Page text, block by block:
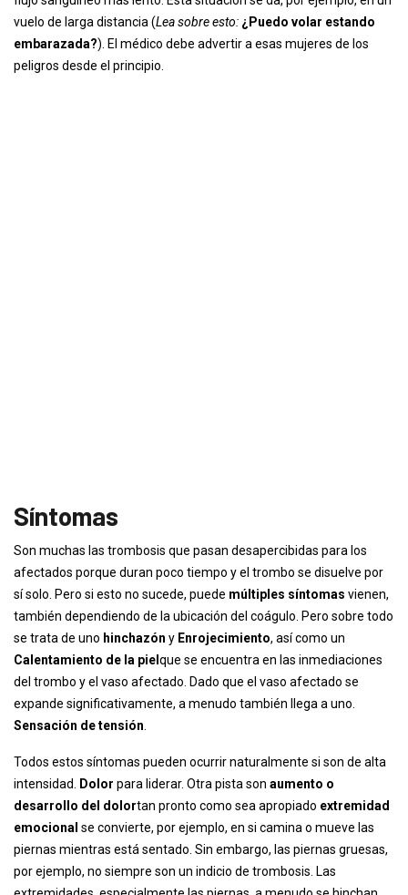
vuelo de larga distancia (Lea sobre esto: ¿Puedo volar estando
embarazada?). El médico debe advertir a esas mujeres de los
peligros desde el principio.
Síntomas
Son muchas las trombosis que pasan desapercibidas para los
afectados porque duran poco tiempo y el trombo se disuelve por
sí solo. Pero si esto no sucede, puede múltiples síntomas vienen,
también dependiendo de la ubicación del coágulo. Pero sobre todo
se trata de uno hinchazón y Enrojecimiento, así como un
Calentamiento de la piel que se encuentra en las inmediaciones
del trombo y el vaso afectado. Dado que el vaso afectado se
expande significativamente, a menudo también llega a uno.
Sensación de tensión
Todos estos síntomas pueden ocurrir naturalmente si son de alta
intensidad.
Dolor para liderar. Otra pista son aumento o
desarrollo del dolortan pronto como sea apropiado extremidad
emocional se convierte, por ejemplo, en si camina o mueve las
piernas mientras está sentado. Sin embargo, las piernas gruesas,
por ejemplo, no siempre son un indicio de trombosis. Las